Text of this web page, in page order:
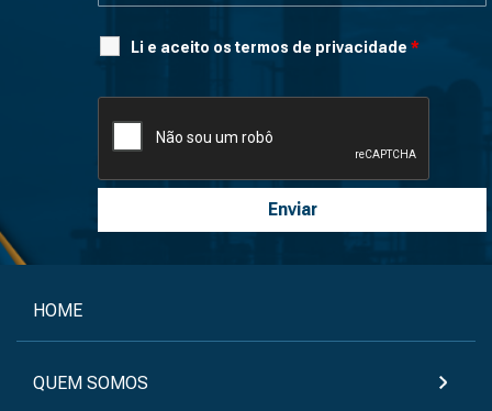
Li e aceito os termos de privacidade *
HOME
QUEM SOMOS